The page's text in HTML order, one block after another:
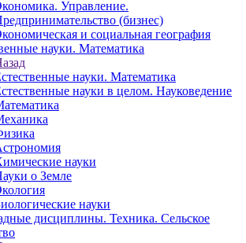
Управление.
(бизнес)
и социальная география
науки. Математика
науки. Математика
науки в целом. Науковедение
науки
о Земле
науки
дисциплины. Техника. Сельское